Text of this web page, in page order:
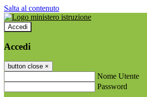
Salta al contenuto
Accedi
Accedi
button close ×
Nome Utente
Password